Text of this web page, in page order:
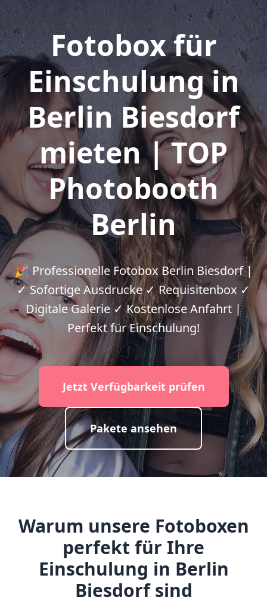
Fotobox für
Einschulung in
Berlin Biesdorf
mieten | TOP
Photobooth
Berlin
🎉 Professionelle Fotobox Berlin Biesdorf |
✓ Sofortige Ausdrucke ✓ Requisitenbox ✓
Digitale Galerie ✓ Kostenlose Anfahrt |
Perfekt für Einschulung!
Jetzt Verfügbarkeit prüfen
Pakete ansehen
Warum unsere Fotoboxen
perfekt für Ihre
Einschulung in Berlin
Biesdorf sind